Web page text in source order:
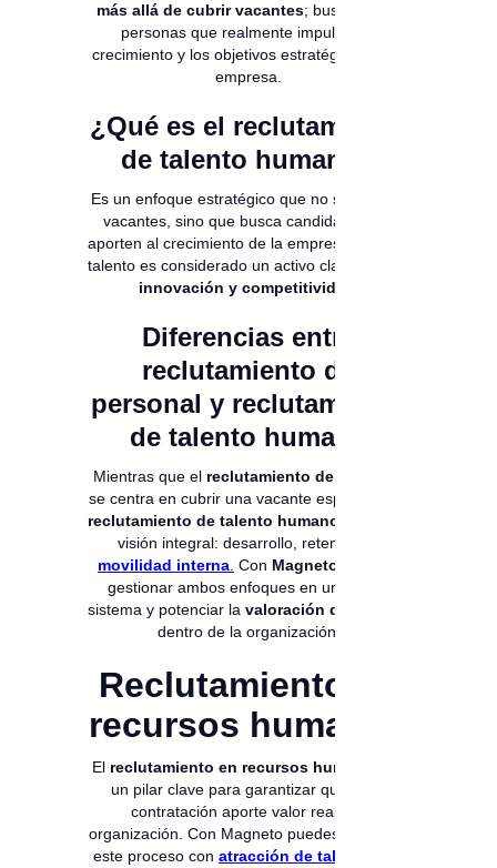
más allá de cubrir vacantes; busca atraer
personas que realmente impulsen el
crecimiento y los objetivos estratégicos de la
empresa.
¿Qué es el reclutamiento
de talento humano?
Es un enfoque estratégico que no solo cubre
vacantes, sino que busca candidatos que
aporten al crecimiento de la empresa. Aquí, el
talento es considerado un activo clave para la
innovación y competitividad
Diferencias entre
reclutamiento de
personal y reclutamiento
de talento humano
Mientras que el reclutamiento de personal
se centra en cubrir una vacante específica, el
reclutamiento de talento humano
visión integral: desarrollo, retención y
movilidad interna Con Magneto
gestionar ambos enfoques en un mismo
sistema y potenciar la valoración del talento
dentro de la organización.
Reclutamiento en
recursos humanos
El reclutamiento en recursos humanos
un pilar clave para garantizar que cada
contratación aporte valor real a la
organización. Con Magneto puedes potenciar
este proceso con atracción de talento con